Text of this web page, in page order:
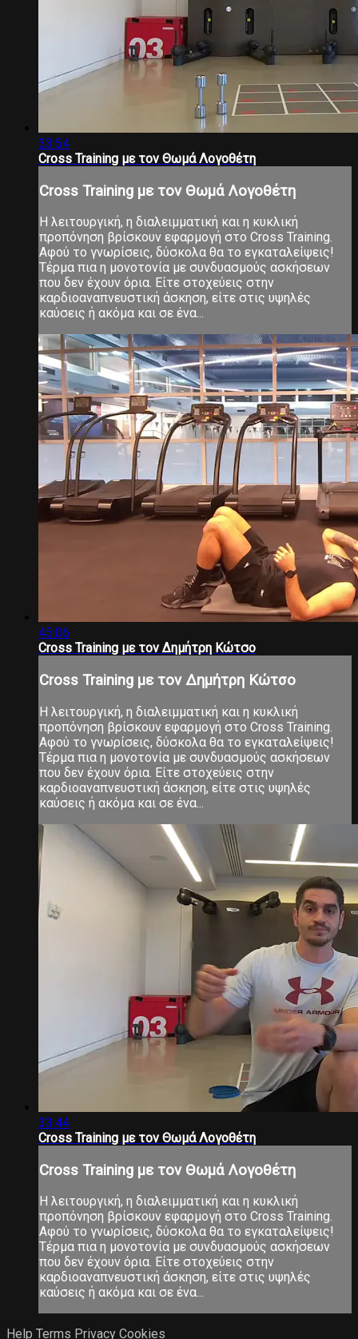
33:54
Cross Training με τον Θωμά Λογοθέτη
Cross Training με τον Θωμά Λογοθέτη
Η λειτουργική, η διαλειμματική και η κυκλική
προπόνηση βρίσκουν εφαρμογή στο Cross Training.
Αφού το γνωρίσεις, δύσκολα θα το εγκαταλείψεις!
Τέρμα πια η μονοτονία με συνδυασμούς ασκήσεων
που δεν έχουν όρια. Είτε στοχεύεις στην
καρδιοαναπνευστική άσκηση, είτε στις υψηλές
καύσεις ή ακόμα και σε ένα...
45:06
Cross Training με τον Δημήτρη Κώτσο
Cross Training με τον Δημήτρη Κώτσο
Η λειτουργική, η διαλειμματική και η κυκλική
προπόνηση βρίσκουν εφαρμογή στο Cross Training.
Αφού το γνωρίσεις, δύσκολα θα το εγκαταλείψεις!
Τέρμα πια η μονοτονία με συνδυασμούς ασκήσεων
που δεν έχουν όρια. Είτε στοχεύεις στην
καρδιοαναπνευστική άσκηση, είτε στις υψηλές
καύσεις ή ακόμα και σε ένα...
33:44
Cross Training με τον Θωμά Λογοθέτη
Cross Training με τον Θωμά Λογοθέτη
Η λειτουργική, η διαλειμματική και η κυκλική
προπόνηση βρίσκουν εφαρμογή στο Cross Training.
Αφού το γνωρίσεις, δύσκολα θα το εγκαταλείψεις!
Τέρμα πια η μονοτονία με συνδυασμούς ασκήσεων
που δεν έχουν όρια. Είτε στοχεύεις στην
καρδιοαναπνευστική άσκηση, είτε στις υψηλές
καύσεις ή ακόμα και σε ένα...
Help Terms Privacy Cookies